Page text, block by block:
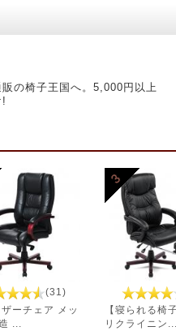
の椅子王国へ。5,000円以上
!
(31)
ーチェア メッ
...
3
【寝られる椅
リクライニン